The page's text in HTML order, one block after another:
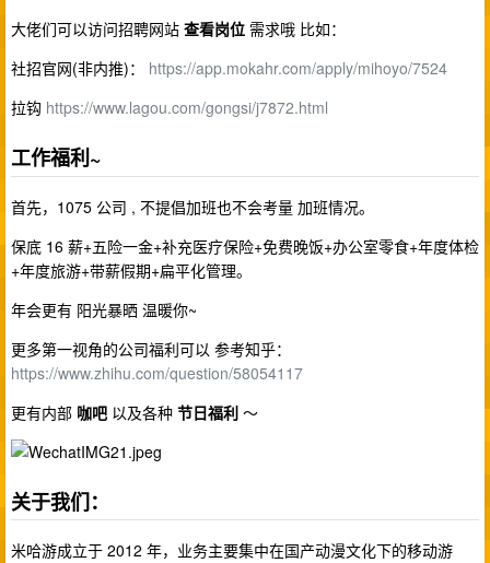
大佬们可以访问招聘网站 查看岗位 需求哦 比如：
社招官网(非内推)： https://app.mokahr.com/apply/mihoyo/7524
拉钩 https://www.lagou.com/gongsi/j7872.html
工作福利~
首先，1075 公司 , 不提倡加班也不会考量 加班情况。
保底 16 薪+五险一金+补充医疗保险+免费晚饭+办公室零食+年度体检
+年度旅游+带薪假期+扁平化管理。
年会更有 阳光暴晒 温暖你~
更多第一视角的公司福利可以 参考知乎：
https://www.zhihu.com/question/58054117
更有内部 咖吧 以及各种 节日福利 ～
关于我们：
米哈游成立于 2012 年，业务主要集中在国产动漫文化下的移动游